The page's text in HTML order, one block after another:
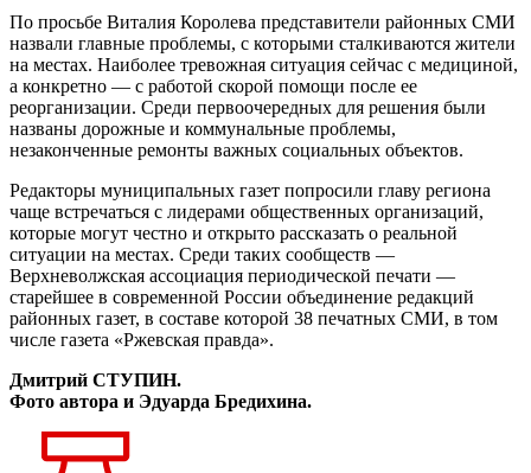
По просьбе Виталия Королева представители районных СМИ
назвали главные проблемы, с которыми сталкиваются жители
на местах. Наиболее тревожная ситуация сейчас с медициной,
а конкретно — с работой скорой помощи после ее
реорганизации. Среди первоочередных для решения были
названы дорожные и коммунальные проблемы,
незаконченные ремонты важных социальных объектов.
Редакторы муниципальных газет попросили главу региона
чаще встречаться с лидерами общественных организаций,
которые могут честно и открыто рассказать о реальной
ситуации на местах. Среди таких сообществ —
Верхневолжская ассоциация периодической печати —
старейшее в современной России объединение редакций
районных газет, в составе которой 38 печатных СМИ, в том
числе газета «Ржевская правда».
Дмитрий СТУПИН.
Фото автора и Эдуарда Бредихина.